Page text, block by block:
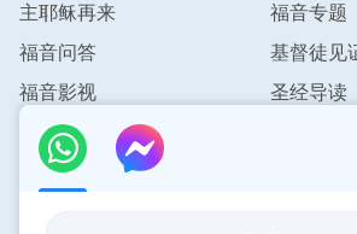
的人，什么事你别放过，你祷告寻
摸神的意思，神一看你这个人特别
你一些痛苦。
神希望我们在凡事上都能祷告寻求
常活在神面前、能对神有信心，成
主耶稣再来
福音专题
福音问答
基督徒见
福音影视
圣经导读
联系我们